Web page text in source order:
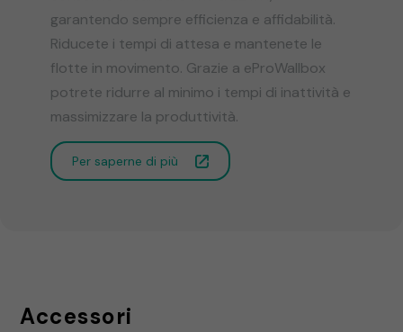
garantendo sempre efficienza e affidabilità.
Riducete i tempi di attesa e mantenete le
flotte in movimento. Grazie a eProWallbox
potrete ridurre al minimo i tempi di inattività e
massimizzare la produttività.
Per saperne di più
Accessori